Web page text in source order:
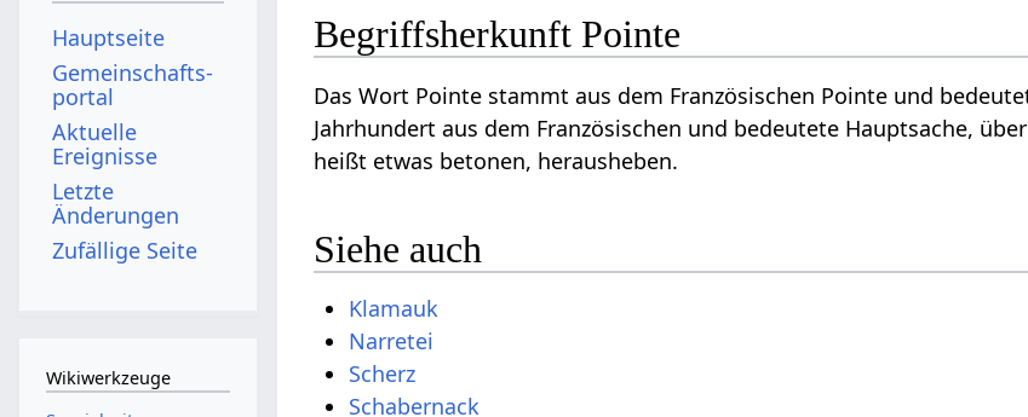
Begriffsherkunft Pointe
Das Wort Pointe stammt aus dem Französischen Pointe und
Jahrhundert aus dem Französischen und bedeutete Hauptsache,
heißt etwas betonen, herausheben.
Siehe auch
Klamauk
Narretei
Scherz
Schabernack
Hauptseite
Gemeinschafts­
portal
Aktuelle
Ereignisse
Letzte
Änderungen
Zufällige Seite
Wikiwerkzeuge